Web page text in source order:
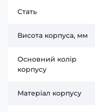
Стать
Висота корпуса, мм
Основний колір
корпусу
Матеріал корпусу